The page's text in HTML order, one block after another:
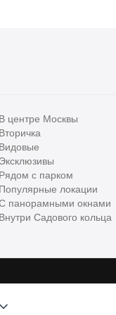
В центре Москвы
Вторичка
Видовые
Эксклюзивы
Рядом с парком
Популярные локации
панорамными окнами
Внутри Садового кольца
недвижимости и